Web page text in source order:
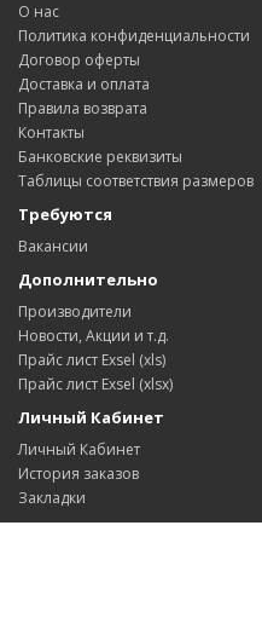
О нас
Политика конфиденциальности
Договор оферты
Доставка и оплата
Правила возврата
Контакты
Банковские реквизиты
Таблицы соответствия размеров
Требуются
Вакансии
Дополнительно
Производители
Новости, Акции и т.д.
Прайс лист Exsel (xls)
Прайс лист Exsel (xlsx)
Личный Кабинет
Личный Кабинет
История заказов
Закладки